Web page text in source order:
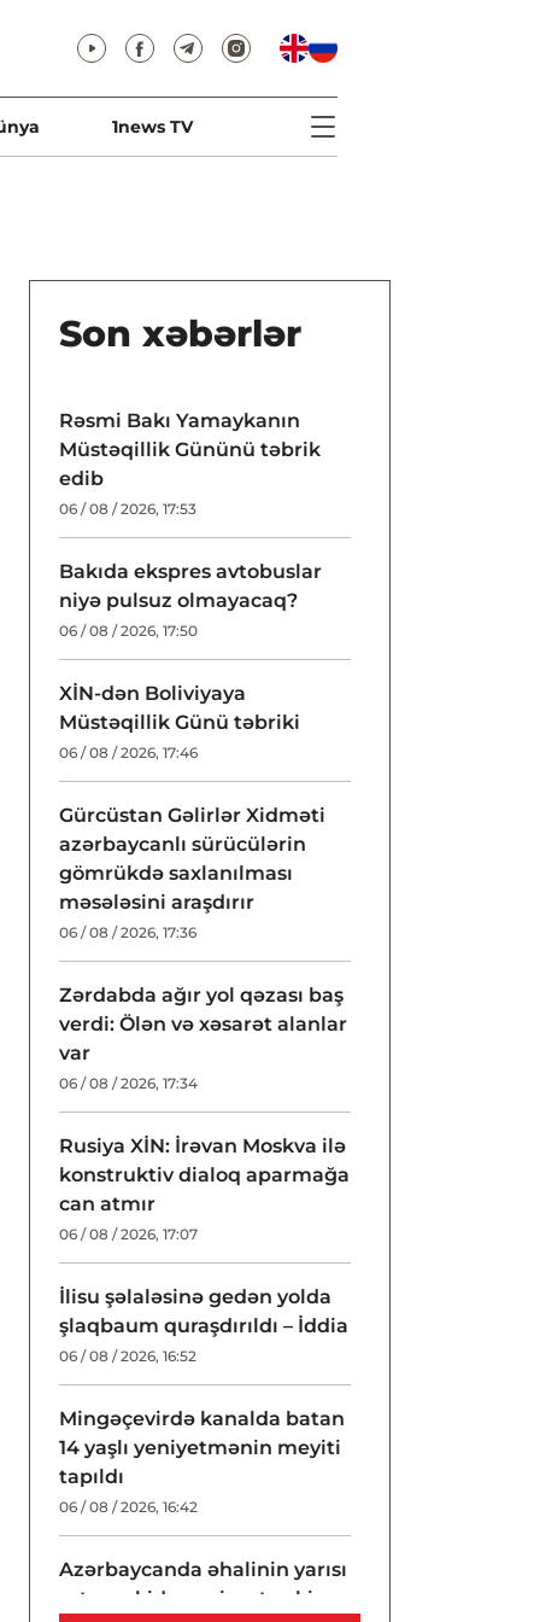
1news TV
Son xəbərlər
Rəsmi Bakı Yamaykanın
Müstəqillik Gününü təbrik
edib
06 / 08 / 2026, 17:53
Bakıda ekspres avtobuslar
niyə pulsuz olmayacaq?
06 / 08 / 2026, 17:50
XİN-dən Boliviyaya
Müstəqillik Günü təbriki
06 / 08 / 2026, 17:46
Gürcüstan Gəlirlər Xidməti
azərbaycanlı sürücülərin
gömrükdə saxlanılması
məsələsini araşdırır
06 / 08 / 2026, 17:36
Zərdabda ağır yol qəzası baş
verdi: Ölən və xəsarət alanlar
var
06 / 08 / 2026, 17:34
Rusiya XİN: İrəvan Moskva ilə
konstruktiv dialoq aparmağa
can atmır
06 / 08 / 2026, 17:07
İlisu şəlaləsinə gedən yolda
şlaqbaum quraşdırıldı – İddia
06 / 08 / 2026, 16:52
Mingəçevirdə kanalda batan
14 yaşlı yeniyetmənin meyiti
tapıldı
06 / 08 / 2026, 16:42
Azərbaycanda əhalinin yarısı
artıq çəkidən əziyyət çəkir